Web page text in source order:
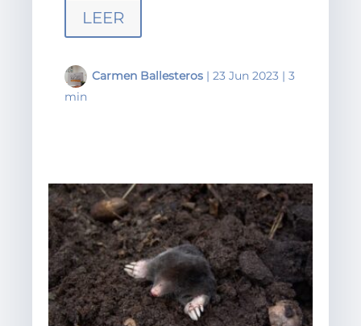
LEER
Carmen Ballesteros |23 Jun 2023 |3
min